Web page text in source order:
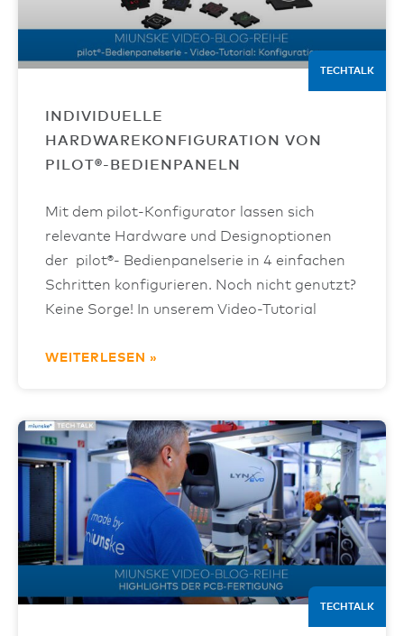
TECHTALK
INDIVIDUELLE
HARDWAREKONFIGURATION VON
PILOT®-BEDIENPANELN
Mit dem pilot-Konfigurator lassen sich
relevante Hardware und Designoptionen
der pilot®- Bedienpanelserie in 4 einfachen
Schritten konfigurieren. Noch nicht genutzt?
Keine Sorge! In unserem Video-Tutorial
WEITERLESEN »
TECHTALK